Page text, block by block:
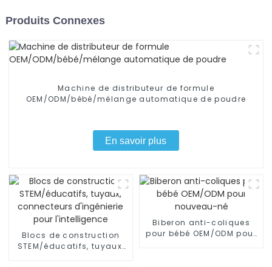
Produits Connexes
Machine de distributeur de formule
OEM/ODM/bébé/mélange automatique de poudre
En savoir plus
Blocs de construction
STEM/éducatifs, tuyaux,
Biberon anti-coliques
pour bébé OEM/ODM pour